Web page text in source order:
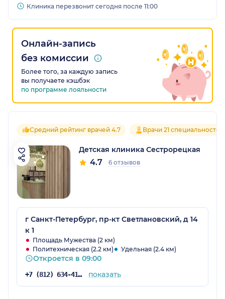
Клиника перезвонит сегодня после 11:00
Онлайн-запись
без комиссии
Более того, за каждую запись
вы получаете кэшбэк
по программе лояльности
Средний рейтинг врачей 4.7 Врачи 21 специальностей
Детская клиника Сестрорецкая
4.7 6 отзывов
г Санкт-Петербург, пр-кт Светлановский, д 14
к 1
Площадь Мужества (2 км)
Политехническая (2.2 км)
Удельная (2.4 км)
Откроется в 09:00
+7 (812) 634-41-35 показать